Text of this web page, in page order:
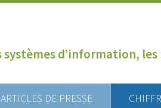
systèmes d’information,
ARTICLES DE PRESSE